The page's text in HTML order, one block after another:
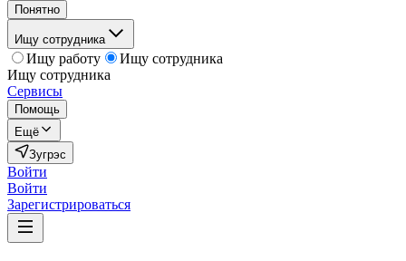
Понятно
Ищу сотрудника
Ищу работу
Ищу сотрудника
Ищу сотрудника
Сервисы
Помощь
Ещё
Зугрэс
Войти
Войти
Зарегистрироваться